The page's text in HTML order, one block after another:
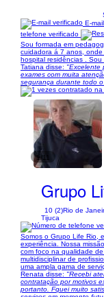
E-
telefone verificado
Sou formada em
cuidadora á 7 anos, onde
hospital residências . Sou
Tatiana disse: "Excelente
exames com muita
segurança durante todo
1/11
Grupo
10 (2)Rio de
Tijuca
Somos o Grupo Life Rio,
experiência. Nossa
com foco na qualidade
multidisciplinar de
uma ampla gama de
Renata disse: "Recebi
contratação por motivos
portanto. Fquei muito